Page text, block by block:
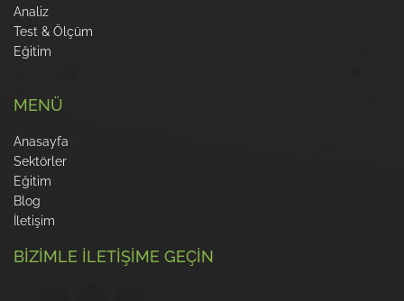
Analiz
Test & Ölçüm
Eğitim
MENÜ
Anasayfa
Sektörler
Eğitim
Blog
İletişim
BİZİMLE İLETİŞİME GEÇİN